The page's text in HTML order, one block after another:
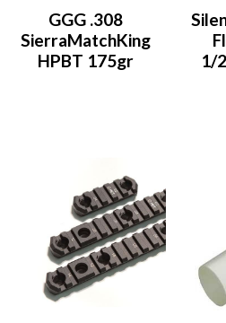
GGG .308
SierraMatchKing
HPBT 175gr
1/